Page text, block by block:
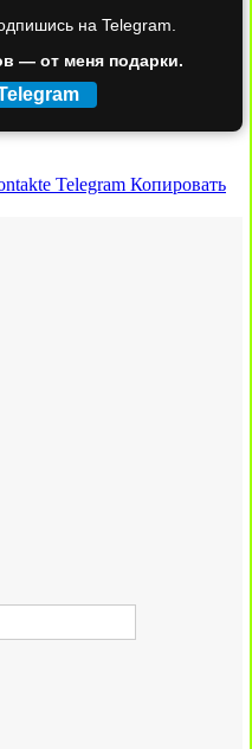
на Telegram.
— от меня подарки.
Telegram Копировать